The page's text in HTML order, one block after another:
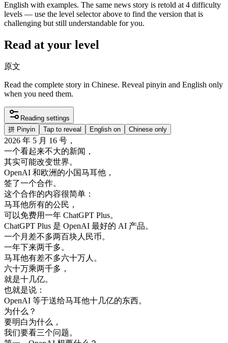
English with examples. The same news story is retold at 4 difficulty
levels — use the level selector above to find the version that is
challenging but still understandable for you.
Read at your level
原文
Read the complete story in Chinese. Reveal pinyin and English only
when you need them.
Reading settings
拼 Pinyin Tap to reveal English on Chinese only
2026 年 5 月 16 号 ，
一个看起来不大的新闻 ，
其实可能改变世界。
OpenAI 和欧洲 的小国马耳他 ，
签了一个合作。
这个合作的内容很简单 ：
马耳他所有的公民 ，
可以免费用一年 ChatGPT Plus。
ChatGPT Plus 是 OpenAI 最好的 AI 产品。
一个月 差不多两百块人民币。
一年下来两千多。
马耳他有差不多六十万人。
六十万乘两千多 ，
就是十几亿。
也就是说 ：
OpenAI 等于送给马耳他十几亿的东西。
为什么 ？
要明白为什么 ，
我们要看三个问题。